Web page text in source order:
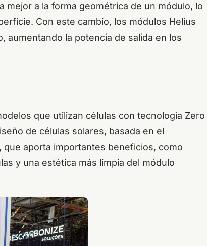
mejor a la forma geométrica de un módulo, lo
Con este cambio, los módulos Helius
aumentando la potencia de salida en los
que utilizan células con tecnología Zero
de células solares, basada en el
aporta importantes beneficios, como
y una estética más limpia del módulo